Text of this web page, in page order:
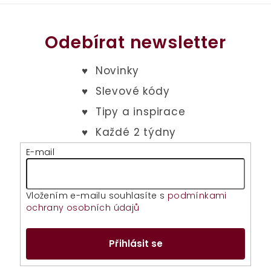
Odebírat newsletter
E-mail
Vložením e-mailu souhlasíte s podmínkami
ochrany osobních údajů
Přihlásit se